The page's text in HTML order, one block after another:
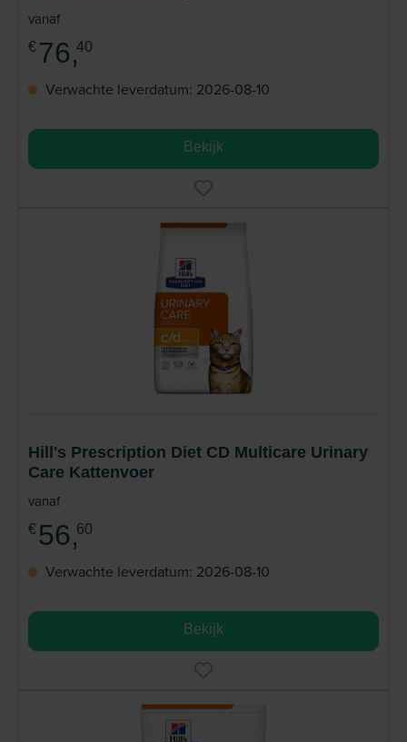
vanaf
€ 76,40
Verwachte leverdatum: 2026-08-10
Bekijk
Hill's Prescription Diet CD Multicare Urinary
Care Kattenvoer
vanaf
€ 56,60
Verwachte leverdatum: 2026-08-10
Bekijk